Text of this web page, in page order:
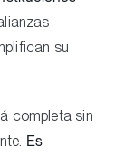
su
completa sin
Es